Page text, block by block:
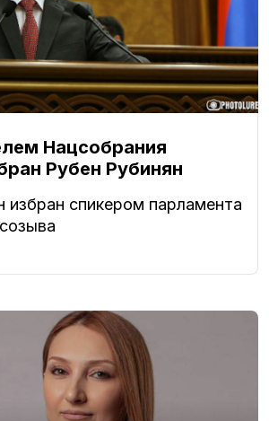
Нацсобрания
Рубен Рубинян
избран спикером парламента